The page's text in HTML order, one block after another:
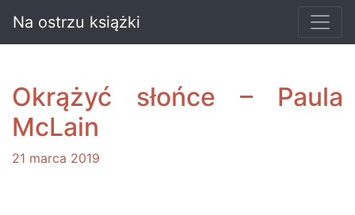
Na ostrzu książki
Okrążyć słońce – Paula
McLain
21 marca 2019